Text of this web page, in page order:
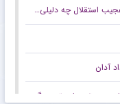
آدان
تمرینات تیم بزرگسالان